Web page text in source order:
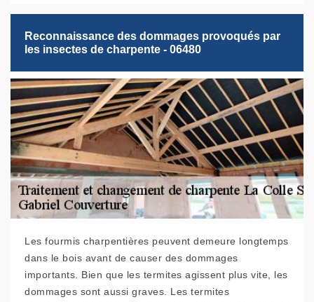
Reconnaissance des dommages provoqués par
les insectes de charpente - 06480
Les fourmis charpentières peuvent demeure longtemps
dans le bois avant de causer des dommages
importants. Bien que les termites agissent plus vite, les
dommages sont aussi graves. Les termites